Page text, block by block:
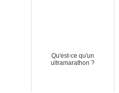
Qu'est-ce qu'un
ultramarathon ?